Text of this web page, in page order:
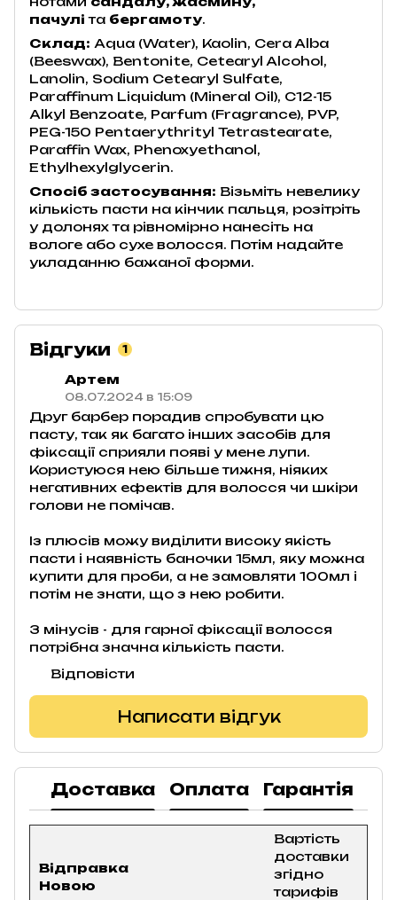
пачулі та бергамоту.
Склад: Aqua (Water), Kaolin, Cera Alba
(Beeswax), Bentonite, Cetearyl Alcohol,
Lanolin, Sodium Cetearyl Sulfate,
Paraffinum Liquidum (Mineral Oil), C12-15
Alkyl Benzoate, Parfum (Fragrance), PVP,
PEG-150 Pentaerythrityl Tetrastearate,
Paraffin Wax, Phenoxyethanol,
Ethylhexylglycerin.
Спосіб застосування: Візьміть невелику
кількість пасти на кінчик пальця, розітріть
у долонях та рівномірно нанесіть на
вологе або сухе волосся. Потім надайте
укладанню бажаної форми.
Відгуки 1
Артем
08.07.2024 в 15:09
Друг барбер порадив спробувати цю
пасту, так як багато інших засобів для
фіксації сприяли появі у мене лупи.
Користуюся нею більше тижня, ніяких
негативних ефектів для волосся чи шкіри
голови не помічав.
Із плюсів можу виділити високу якість
пасти і наявність баночки 15мл, яку можна
купити для проби, а не замовляти 100мл і
потім не знати, що з нею робити.
З мінусів - для гарної фіксації волосся
потрібна значна кількість пасти.
Відповісти
Написати відгук
Доставка Оплата Гарантія
Відправка
Новою
Вартість
доставки
згідно
тарифів